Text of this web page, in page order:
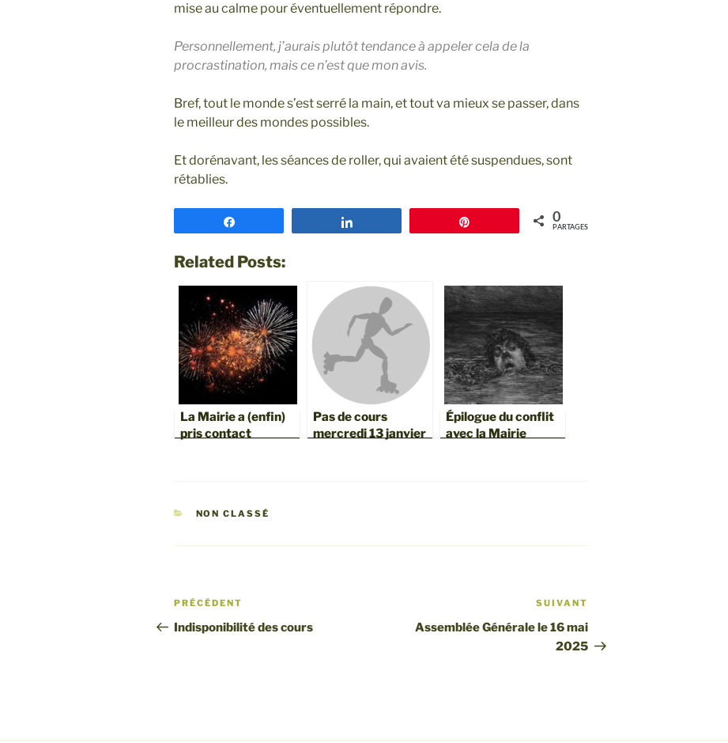
mise au calme pour éventuellement répondre.
Personnellement, j’aurais plutôt tendance à appeler cela de la
procrastination, mais ce n’est que mon avis.
Bref, tout le monde s’est serré la main, et tout va mieux se passer, dans
le meilleur des mondes possibles.
Et dorénavant, les séances de roller, qui avaient été suspendues, sont
rétablies.
0
PARTAGES
Related Posts:
La Mairie a (enfin)
pris contact
Pas de cours
mercredi 13 janvier
Épilogue du conflit
avec la Mairie
CATÉGORIES
NON CLASSÉ
Navigation
de
Article
précédent
PRÉCÉDENT
Indisponibilité des cours
suivant
SUIVANT
Assemblée Générale le 16 mai
2025